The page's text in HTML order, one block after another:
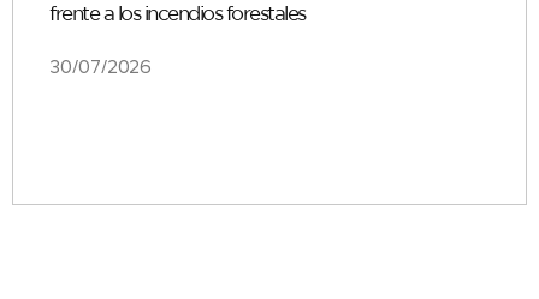
frente a los incendios forestales
30/07/2026